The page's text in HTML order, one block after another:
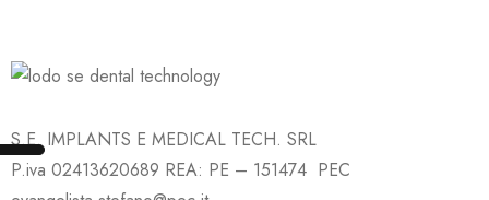
S.E. IMPLANTS E MEDICAL TECH. SRL
P.iva 02413620689 REA: PE – 151474 PEC